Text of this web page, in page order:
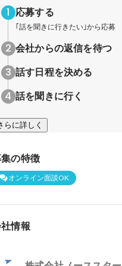
応募する
｢話を聞きに行きたい｣から応募
会社からの返信を待つ
話す日程を決める
話を聞きに行く
らに詳しく
の特徴
オンライン面談OK
情報